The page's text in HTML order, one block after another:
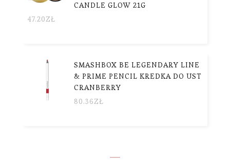
CANDLE GLOW 21G
47.20ZŁ
SMASHBOX BE LEGENDARY LINE
& PRIME PENCIL KREDKA DO UST
CRANBERRY
80.36ZŁ